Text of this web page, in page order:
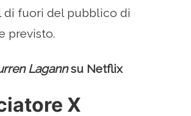
di fuori del pubblico di
previsto.
Lagannsu Netflix
X